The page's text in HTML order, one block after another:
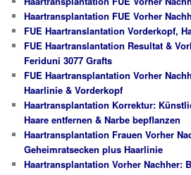
Haartransplantation FUE Vorher
FUE Haartranslantation Vorderkopf,
FUE Haartranslantation Resultat &
Feriduni 3077 Grafts
FUE Haartransplantation Vorher
Haarlinie & Vorderkopf
Haartransplantation Korrektur:
Haare entfernen & Narbe bepflanzen
Haartransplantation Frauen Vorher
Geheimratsecken plus Haarlinie
Haartransplantation Vorher Nachher: